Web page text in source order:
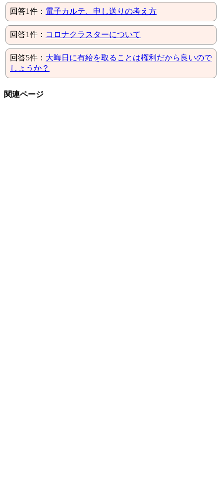
回答1件： 電子カルテ、申し送りの考え方
回答1件： コロナクラスターについて
回答5件： 大晦日に有給を取ることは権利だから良いので
しょうか？
関連ページ